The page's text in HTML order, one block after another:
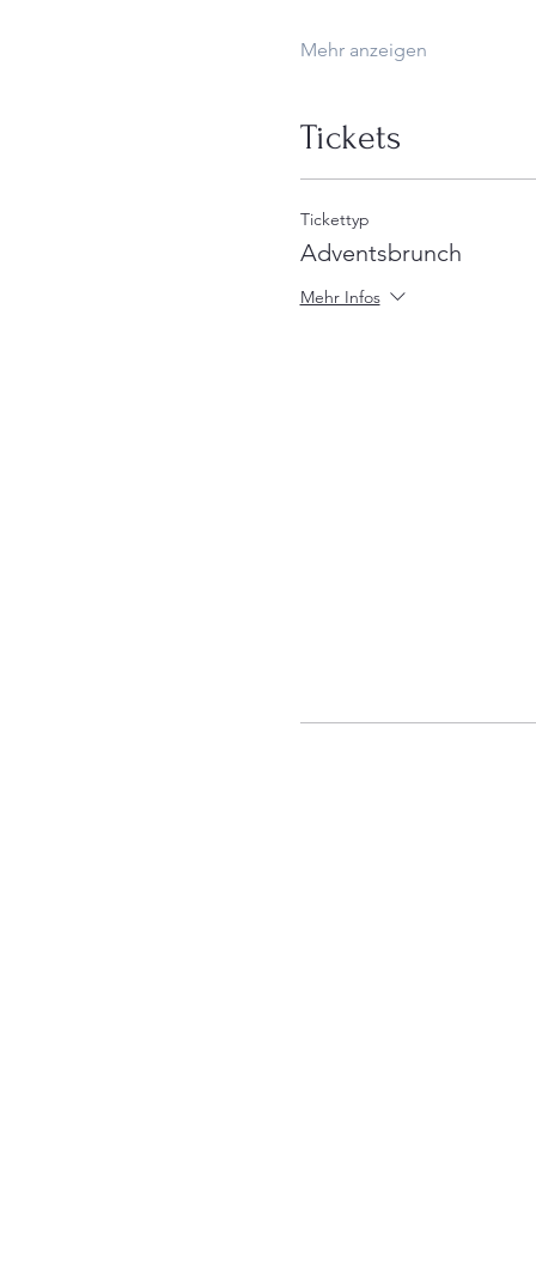
Mehr anzeigen
Tickets
Tickettyp
Adventsbrunch
Mehr Infos